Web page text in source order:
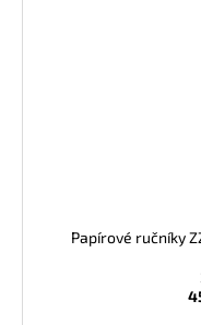
Papírové ručníky